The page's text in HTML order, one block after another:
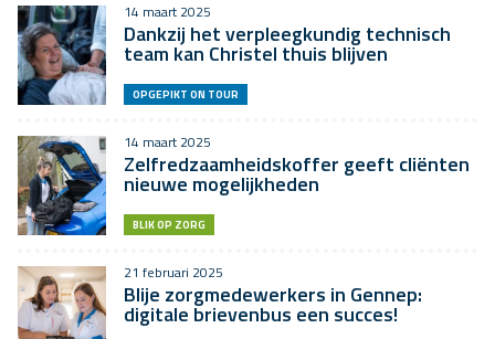
14 maart 2025
Dankzij het verpleegkundig technisch
team kan Christel thuis blijven
OPGEPIKT ON TOUR
14 maart 2025
Zelfredzaamheidskoffer geeft cliënten
nieuwe mogelijkheden
BLIK OP ZORG
21 februari 2025
Blije zorgmedewerkers in Gennep:
digitale brievenbus een succes!